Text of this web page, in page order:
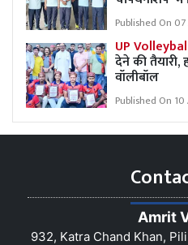
Published On
UP
देने की
वॉलीबॉल
Published On
Amrit
932, Katra Chand Khan,